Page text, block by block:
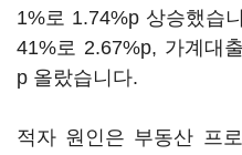
1%로 1.74%p 상승했습
41%로 2.67%p, 가계대
p 올랐습니다.
적자 원인은 부동산 프